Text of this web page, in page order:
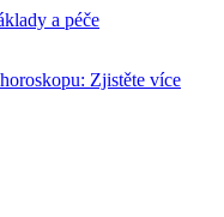
a péče
Zjistěte více